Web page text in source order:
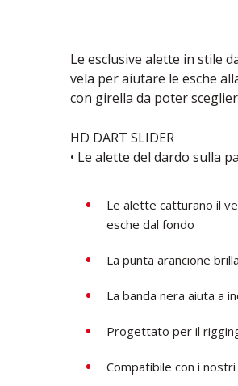
Le esclusive alette in stile
vela per aiutare le esche
con girella da poter
HD DART SLIDER
• Le alette del dardo sulla
Le alette catturano il
esche dal fondo
La punta arancione
La banda nera aiuta a
Progettato per il
Compatibile con i